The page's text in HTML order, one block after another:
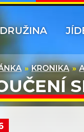
DRUŽINA
KRONIKA